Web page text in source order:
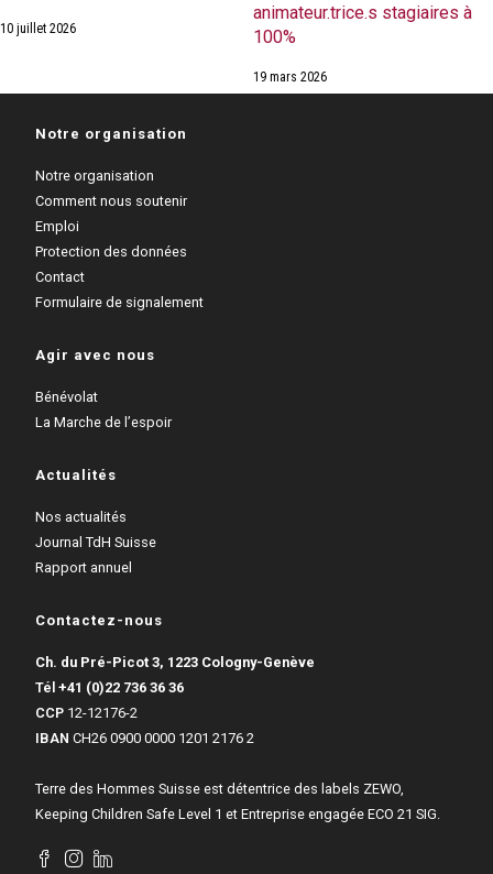
10 juillet 2026
animateur.trice.s stagiaires à
100%
19 mars 2026
Notre organisation
Notre organisation
Comment nous soutenir
Emploi
Protection des données
Contact
Formulaire de signalement
Agir avec nous
Bénévolat
La Marche de l’espoir
Actualités
Nos actualités
Journal TdH Suisse
Rapport annuel
Contactez-nous
Ch. du Pré-Picot 3, 1223 Cologny-Genève
Tél +41 (0)22 736 36 36
CCP 12-12176-2
IBAN CH26 0900 0000 1201 2176 2
Terre des Hommes Suisse est détentrice des labels ZEWO,
Keeping Children Safe Level 1 et Entreprise engagée ECO 21 SIG.